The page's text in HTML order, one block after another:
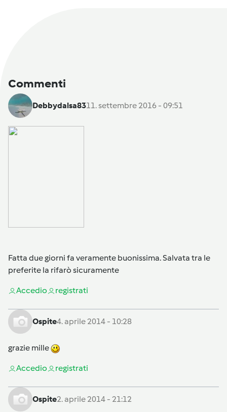
Commenti
Debbydalsa8311. settembre 2016 - 09:51
Fatta due giorni fa veramente buonissima. Salvata tra le
preferite la rifarò sicuramente
Accedio registrati
Ospite4. aprile 2014 - 10:28
grazie mille
Accedio registrati
Ospite2. aprile 2014 - 21:12